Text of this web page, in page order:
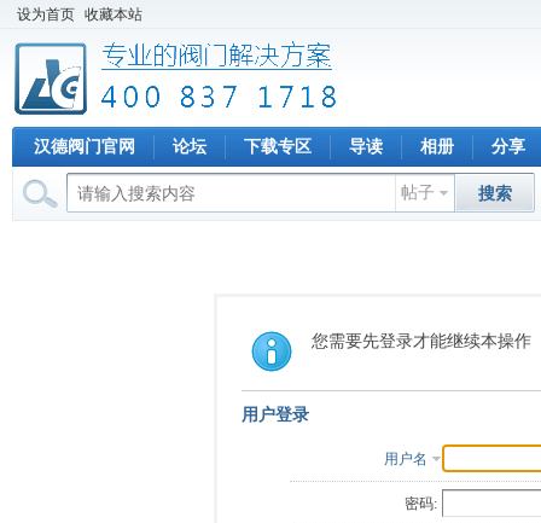
设为首页 收藏本站
汉德阀门官网 论坛 下载专区 导读 相册 分享
帖子 搜索
您需要先登录才能继续本操作
用户登录
用户名
密码: